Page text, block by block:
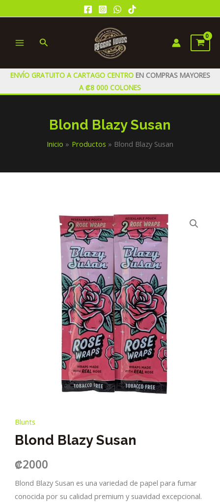
al
MENU
Buscar
ENVÍO GRATUITO A CARTAGO CENTRO EN COMPRAS MAYORES
A ₡8 000 COLONES
Blond Blazy Susan
Inicio Productos Blond Blazy Susan
Blunts
Blond Blazy Susan
₡2000
Blond Blazy Susan es una variedad de papel para fumar
conocida por su calidad premium y suavidad excepcional.